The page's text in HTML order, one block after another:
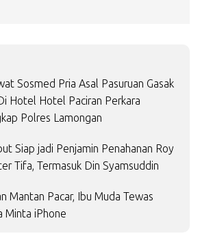
Sosmed Pria Asal Pasuruan Gasak
Hotel Hotel Paciran Perkara
Polres Lamongan
Siap jadi Penjamin Penahanan Roy
Tifa, Termasuk Din Syamsuddin
Mantan Pacar, Ibu Muda Tewas
Minta iPhone